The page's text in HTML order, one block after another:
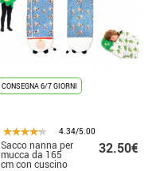
CONSEGNA 6/7 GIORNI
4.34/5.00
Sacco nanna per
mucca da 165
cm con cuscino
32.50€